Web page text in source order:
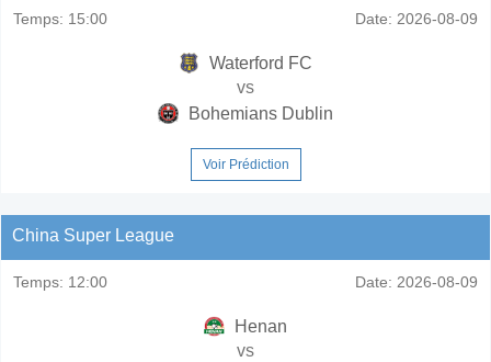
Temps: 15:00 Date: 2026-08-09
Waterford FC
vs
Bohemians Dublin
Voir Prédiction
China Super League
Temps: 12:00 Date: 2026-08-09
Henan
vs